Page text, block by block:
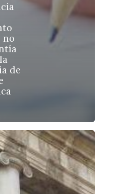
no
de
Castilla-La
Guadalajara
Talavera
Cultura
Deportes
Sucesos
Medio Ambiente